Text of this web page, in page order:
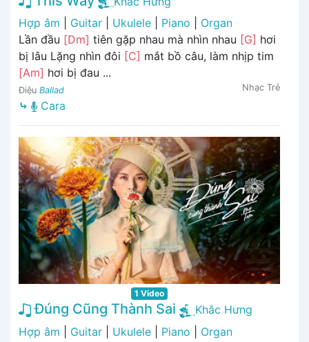
Hợp âm
Guitar Ukulele Piano
Organ
Lần đầu [Dm] tiên gặp nhau mà nhìn nhau [G] hơi
bị lâu Lặng nhìn đôi [C] mắt bồ câu, làm nhịp tim
[Am] hơi bị đau ...
Điệu Ballad Nhạc Trẻ
⤷ Cara
1 Video
Đúng Cũng Thành Sai
Khắc Hưng
Hợp âm
Guitar Ukulele Piano
Organ